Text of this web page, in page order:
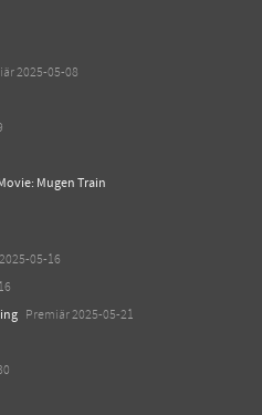
2025-05-08
Mugen Train
05-16
Premiär 2025-05-21